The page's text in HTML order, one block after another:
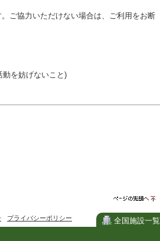
ご協力いただけない場合は、ご利用をお断
動を妨げないこと)
及び施設を利用しながら他の利用者と、地
協力ください。
頭へ
プライバシーポリシー 全国施設一覧